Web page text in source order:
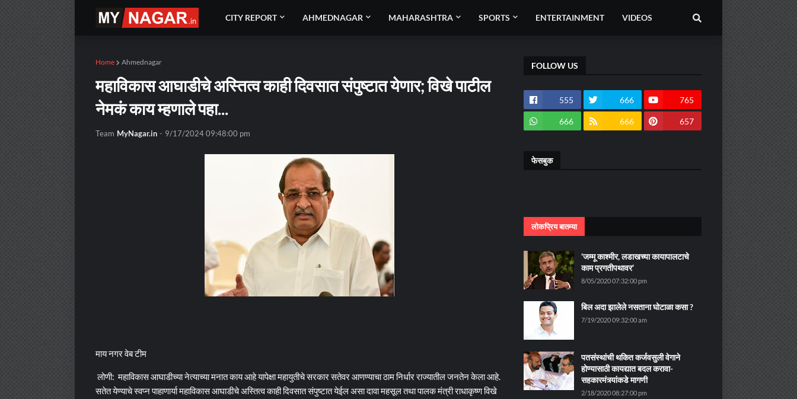
CITY REPORT AHMEDNAGAR MAHARASHTRA SPORTS ENTERTAINMENT VIDEOS
Home Ahmednagar
महाविकास आघाडीचे अस्तित्व काही दिवसात संपुष्टात येणार; विखे पाटील
नेमकं काय म्हणाले पहा...
Team MyNagar.in - 9/17/2024 09:48:00 pm
माय नगर वेब टीम
लोणी: महाविकास आघाडीच्या नेत्याच्या मनात काय आहे यापेक्षा महायुतीचे सरकार सतेवर आणण्याचा ठाम निर्धार राज्यातील जनतेन केला आहे.
सतेत येण्याचे स्वप्न पाहाणार्या महाविकास आघाडीचे अस्तित्व काही दिवसात संपुष्टात येईल असा दावा महसूल तथा पालक मंत्री राधाकृष्ण विखे
FOLLOW US
555 666 765
666 666 657
फेसबुक
लोकप्रिय बातम्या
‘जम्मू काश्मीर, लडाखच्या कायापालटाचे
काम प्रगतीपथावर’
8/05/2020 07:32:00 pm
बिल अदा झालेले नसताना घोटाळा कसा ?
7/19/2020 09:32:00 am
पतसंस्थांची थकित कर्जवसुली वेगाने
होण्यासाठी कायद्यात बदल करावा-
सहकारमंत्र्यांकडे मागणी
2/18/2020 08:27:00 pm